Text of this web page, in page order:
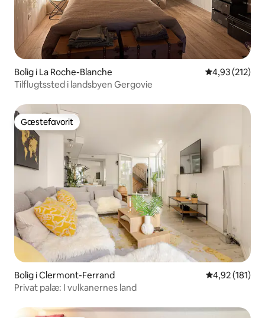
Bolig i La Roche-Blanche 4,93 ud af 5 i
4,93 (212)
Tilflugtssted i landsbyen Gergovie
Gæstefavorit
Gæstefavorit
Bolig i Clermont-Ferrand 4,92 ud af 5 i
4,92 (181)
Privat palæ: I vulkanernes land